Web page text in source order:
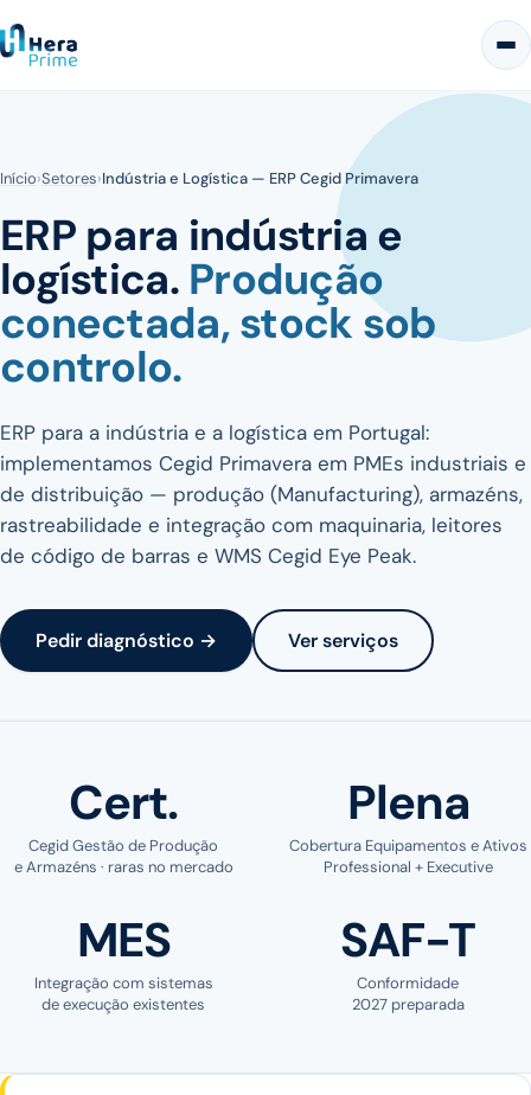
Início›Setores›Indústria e Logística — ERP Cegid Primavera
ERP para indústria e
logística. Produção
conectada, stock sob
controlo.
ERP para a indústria e a logística em Portugal:
implementamos Cegid Primavera em PMEs industriais e
de distribuição — produção (Manufacturing), armazéns,
rastreabilidade e integração com maquinaria, leitores
de código de barras e WMS Cegid Eye Peak.
Pedir diagnóstico → Ver serviços
Cert.
Cegid Gestão de Produção
e Armazéns · raras no mercado
Plena
Cobertura Equipamentos e Ativos
Professional + Executive
MES
Integração com sistemas
de execução existentes
SAF-T
Conformidade
2027 preparada